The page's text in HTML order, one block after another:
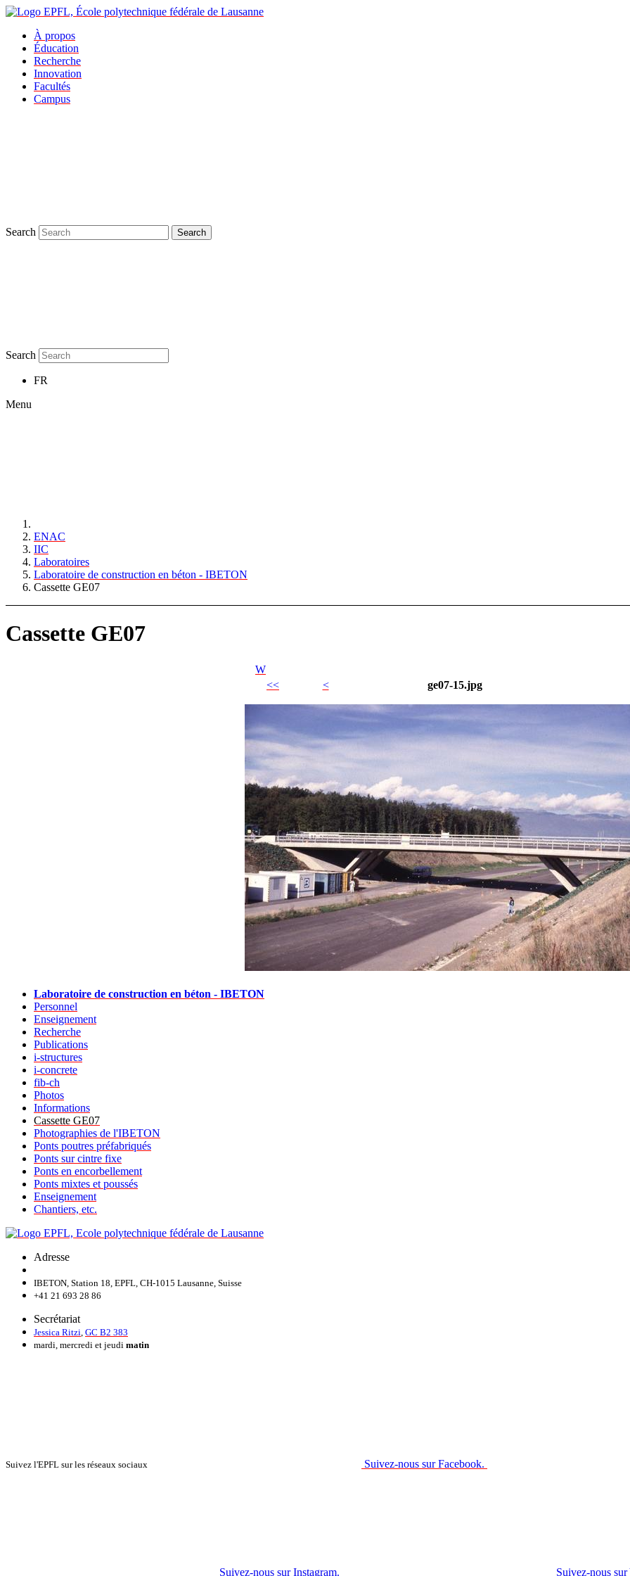
À propos
Éducation
Recherche
Innovation
Facultés
Campus
Search Search
Search
FR
Menu
ENAC
IIC
Laboratoires
Laboratoire de construction en béton - IBETON
Cassette GE07
Cassette GE07
W
<<
< ge07-15.jpg
Laboratoire de construction en béton - IBETON
Personnel
Enseignement
Recherche
Publications
i-structures
i-concrete
fib-ch
Photos
Informations
Cassette GE07
Photographies de l'IBETON
Ponts poutres préfabriqués
Ponts sur cintre fixe
Ponts en encorbellement
Ponts mixtes et poussés
Enseignement
Chantiers, etc.
Adresse
IBETON, Station 18, EPFL, CH-1015 Lausanne, Suisse
+41 21 693 28 86
Secrétariat
Jessica Ritzi GC B2 383
mardi, mercredi et jeudi matin
Suivez l'EPFL sur les réseaux sociaux Suivez-nous sur Facebook.
Suivez-nous sur Instagram. Suivez-nous